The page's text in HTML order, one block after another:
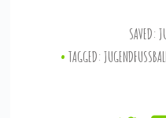
SAVED:
TAGGED: JUGENDFUSSBALL